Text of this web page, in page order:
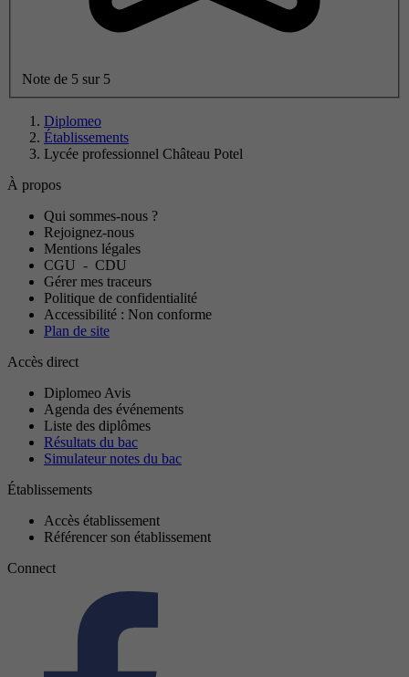
Note de 5 sur 5
Diplomeo
Établissements
Lycée professionnel Château Potel
À propos
Qui sommes-nous ?
Rejoignez-nous
Mentions légales
CGU - CDU
Gérer mes traceurs
Politique de confidentialité
Accessibilité : Non conforme
Plan de site
Accès direct
Diplomeo Avis
Agenda des événements
Liste des diplômes
Résultats du bac
Simulateur notes du bac
Établissements
Accès établissement
Référencer son établissement
Connect